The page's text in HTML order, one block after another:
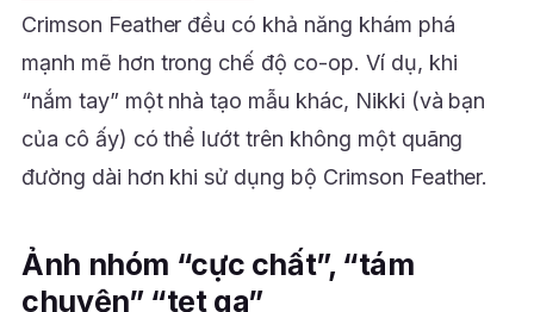
Crimson Feather đều có khả năng khám phá
mạnh mẽ hơn trong chế độ co-op. Ví dụ, khi
“nắm tay” một nhà tạo mẫu khác, Nikki (và bạn
của cô ấy) có thể lướt trên không một quãng
đường dài hơn khi sử dụng bộ Crimson Feather.
Ảnh nhóm “cực chất”, “tám
chuyện” “tẹt ga”